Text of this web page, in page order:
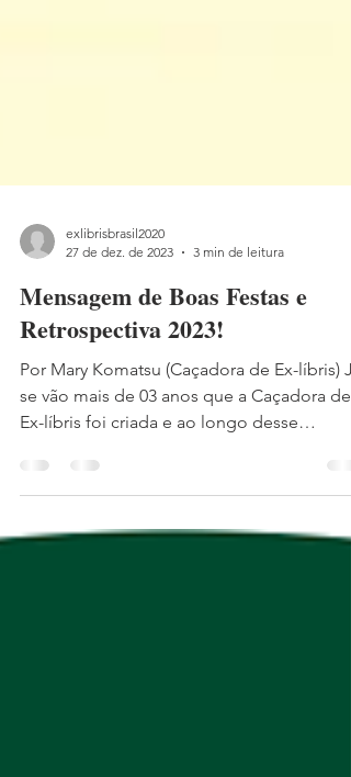
exlibrisbrasil2020
27 de dez. de 2023
3 min de leitura
Mensagem de Boas Festas e
Retrospectiva 2023!
se vão mais de 03 anos que a Caçadora de
Ex-líbris foi criada e ao longo desse
período...